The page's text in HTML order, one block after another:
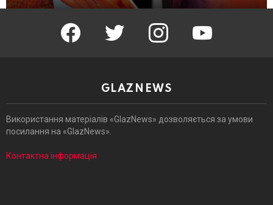
facebook twitter instagram youtube
GLAZNEWS
Використання матеріалів «GlazNews» дозволяється за умови
посилання на «GlazNews».
Контактна інформація